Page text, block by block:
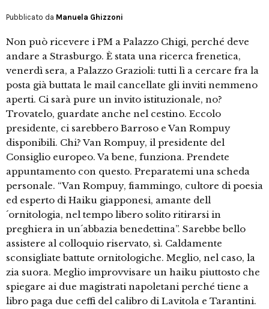
Pubblicato da Manuela Ghizzoni
Non può ricevere i PM a Palazzo Chigi, perché deve
andare a Strasburgo. È stata una ricerca frenetica,
venerdì sera, a Palazzo Grazioli: tutti lì a cercare fra la
posta già buttata le mail cancellate gli inviti nemmeno
aperti. Ci sarà pure un invito istituzionale, no?
Trovatelo, guardate anche nel cestino. Eccolo
presidente, ci sarebbero Barroso e Van Rompuy
disponibili. Chi? Van Rompuy, il presidente del
Consiglio europeo. Va bene, funziona. Prendete
appuntamento con questo. Preparatemi una scheda
personale. “Van Rompuy, fiammingo, cultore di poesia
ed esperto di Haiku giapponesi, amante dell
´ornitologia, nel tempo libero solito ritirarsi in
preghiera in un´abbazia benedettina”. Sarebbe bello
assistere al colloquio riservato, sì. Caldamente
sconsigliate battute ornitologiche. Meglio, nel caso, la
zia suora. Meglio improvvisare un haiku piuttosto che
spiegare ai due magistrati napoletani perché tiene a
libro paga due ceffi del calibro di Lavitola e Tarantini.